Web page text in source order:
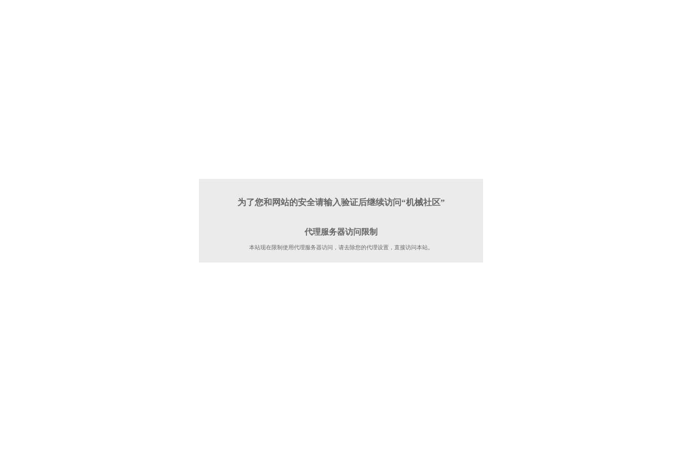
为了您和网站的安全请输入验证后继续访问“机械社区”
代理服务器访问限制
本站现在限制使用代理服务器访问，请去除您的代理设置，直接访问本站。